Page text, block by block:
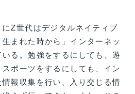
Z世代はデジタルネイティブ
まれた時から」インターネッ
る。勉強をするにしても、遊
ポーツをするにしても、イン
報収集を行い、入り交じる情